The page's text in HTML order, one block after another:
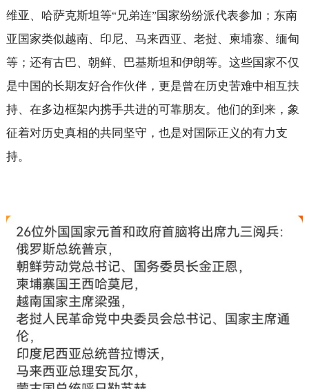
维亚、哈萨克斯坦等“兄弟连”国家纷纷派代表参加；东南
亚国家类似越南、印尼、马来西亚、老挝、柬埔寨、缅甸
等；还有古巴、朝鲜、巴基斯坦和伊朗等。这些国家不仅
是中国的长期友好合作伙伴，更是曾在历史苦难中相互扶
持、在多边框架内携手共进的可靠朋友。他们的到来，象
征着对历史真相的共同坚守，也是对国际正义的有力支
持。